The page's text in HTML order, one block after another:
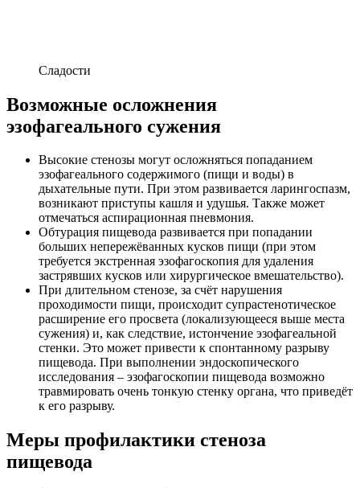
Сладости
Возможные осложнения
эзофагеального сужения
Высокие стенозы могут осложняться попаданием
эзофагеального содержимого (пищи и воды) в
дыхательные пути. При этом развивается ларингоспазм,
возникают приступы кашля и удушья. Также может
отмечаться аспирационная пневмония.
Обтурация пищевода развивается при попадании
больших непережёванных кусков пищи (при этом
требуется экстренная эзофагоскопия для удаления
застрявших кусков или хирургическое вмешательство).
При длительном стенозе, за счёт нарушения
проходимости пищи, происходит супрастенотическое
расширение его просвета (локализующееся выше места
сужения) и, как следствие, истончение эзофагеальной
стенки. Это может привести к спонтанному разрыву
пищевода. При выполнении эндоскопического
исследования – эзофагоскопии пищевода возможно
травмировать очень тонкую стенку органа, что приведёт
к его разрыву.
Меры профилактики стеноза
пищевода